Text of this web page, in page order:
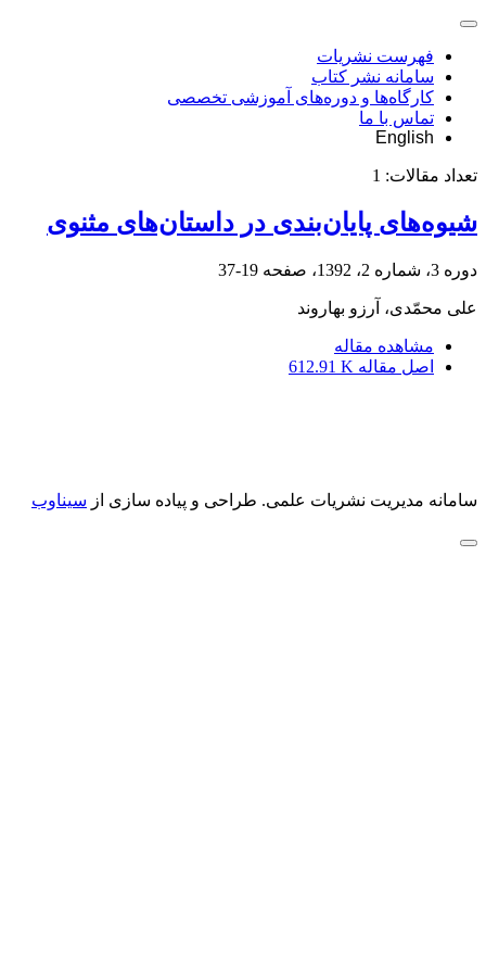
فهرست نشریات
سامانه نشر کتاب
کارگاه‌ها و دوره‌های آموزشی تخصصی
تماس با ما
English
تعداد مقالات: 1
شیوه‌های پایان‌‌بندی در داستان‌‌های مثنوی
دوره 3، شماره 2، 1392، صفحه 19-37
علی محمّدی، آرزو بهاروند
مشاهده مقاله
اصل مقاله 612.91 K
سامانه مدیریت نشریات علمی. طراحی و پیاده سازی از سیناوب